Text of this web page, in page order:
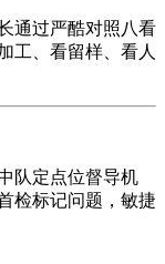
通过严酷对照八看
工、看留样、看人
队定点位督导机
检标记问题，敏捷